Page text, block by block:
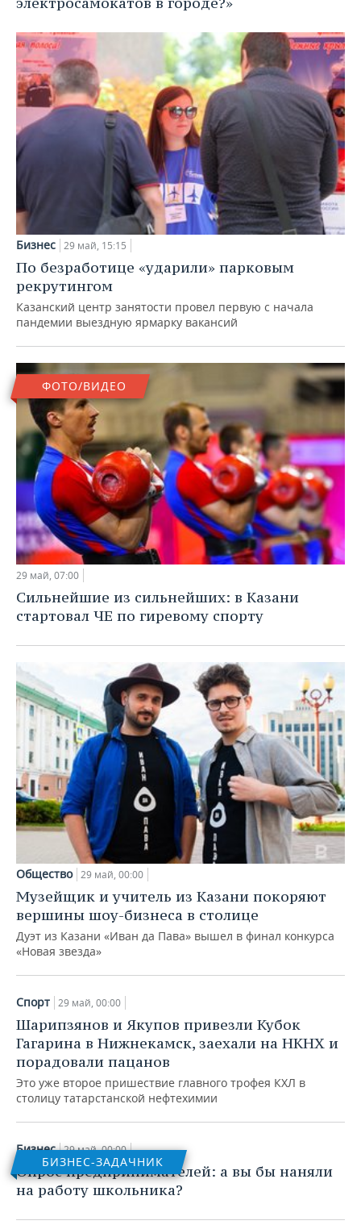
Бизнес 29 май, 15:15
По безработице «ударили» парковым
рекрутингом
Казанский центр занятости провел первую с начала
пандемии выездную ярмарку вакансий
ФОТО/ВИДЕО
29 май, 07:00
Сильнейшие из сильнейших: в Казани
стартовал ЧЕ по гиревому спорту
Общество 29 май, 00:00
Музейщик и учитель из Казани покоряют
вершины шоу-бизнеса в столице
Дуэт из Казани «Иван да Пава» вышел в финал конкурса
«Новая звезда»
Спорт 29 май, 00:00
Шарипзянов и Якупов привезли Кубок
Гагарина в Нижнекамск, заехали на НКНХ и
порадовали пацанов
Это уже второе пришествие главного трофея КХЛ в
столицу татарстанской нефтехимии
БИЗНЕС-ЗАДАЧНИК
Бизнес 29 май, 00:00
Опрос предпринимателей: а вы бы наняли
на работу школьника?